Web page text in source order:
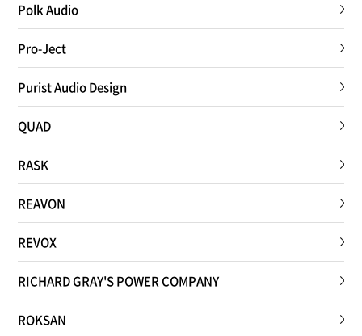
Polk Audio
Pro-Ject
Purist Audio Design
QUAD
RASK
REAVON
REVOX
RICHARD GRAY'S POWER COMPANY
ROKSAN